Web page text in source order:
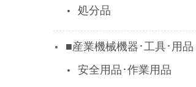
処分品
■産業機械機器･工具･用品
安全用品･作業用品